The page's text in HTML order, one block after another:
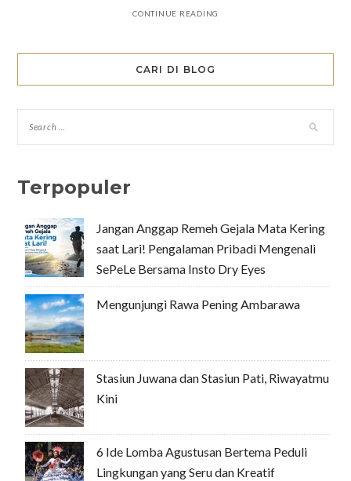
CONTINUE READING
CARI DI BLOG
Terpopuler
Jangan Anggap Remeh Gejala Mata Kering
saat Lari! Pengalaman Pribadi Mengenali
SePeLe Bersama Insto Dry Eyes
Mengunjungi Rawa Pening Ambarawa
Stasiun Juwana dan Stasiun Pati, Riwayatmu
Kini
6 Ide Lomba Agustusan Bertema Peduli
Lingkungan yang Seru dan Kreatif